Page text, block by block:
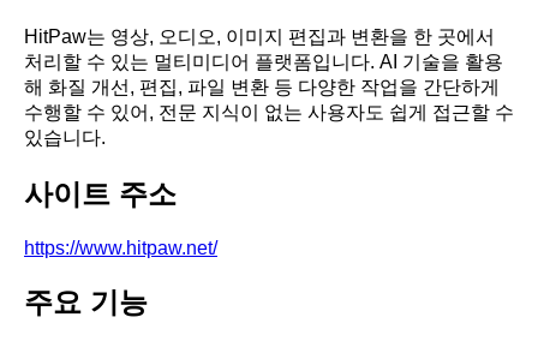
HitPaw는 영상, 오디오, 이미지 편집과 변환을 한 곳에서
처리할 수 있는 멀티미디어 플랫폼입니다. AI 기술을 활용
해 화질 개선, 편집, 파일 변환 등 다양한 작업을 간단하게
수행할 수 있어, 전문 지식이 없는 사용자도 쉽게 접근할 수
있습니다.
사이트 주소
https://www.hitpaw.net/
주요 기능